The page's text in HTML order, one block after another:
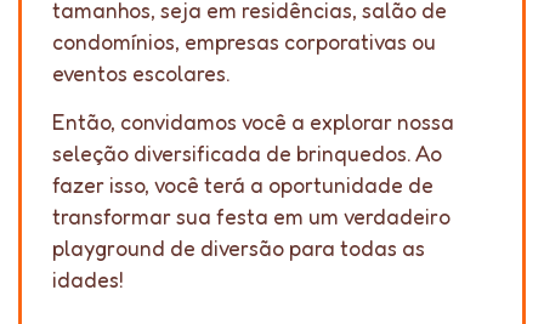
tamanhos, seja em residências, salão de
condomínios, empresas corporativas ou
eventos escolares.
Então, convidamos você a explorar nossa
seleção diversificada de brinquedos. Ao
fazer isso, você terá a oportunidade de
transformar sua festa em um verdadeiro
playground de diversão para todas as
idades!